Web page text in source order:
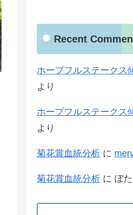
Recent
ホープフルステークス
より
ホープフルステークス
より
菊花賞血統分析 に
菊花賞血統分析 に ぼ